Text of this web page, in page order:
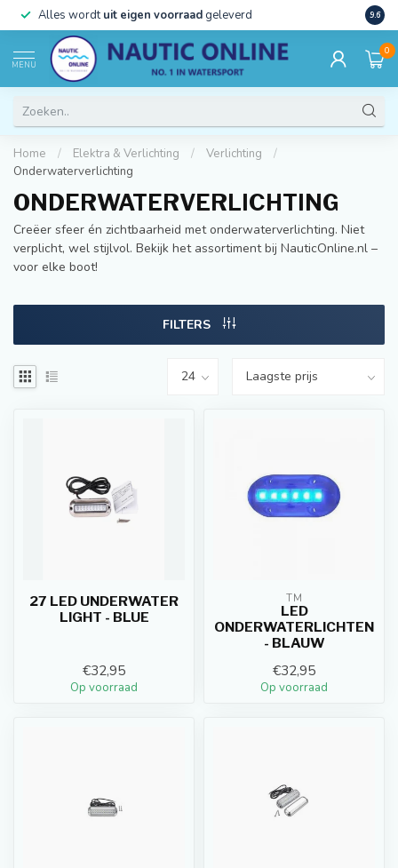
Alles wordtuit eigen voorraad geleverd 9.6
MENU
0
Home / Elektra & Verlichting / Verlichting
/
Onderwaterverlichting
ONDERWATERVERLICHTING
Creëer sfeer én zichtbaarheid met onderwaterverlichting. Niet
verplicht, wel stijlvol. Bekijk het assortiment bij NauticOnline.nl –
voor elke boot!
FILTERS
27 LED UNDERWATER
LIGHT - BLUE
€32,95
Op voorraad
TM
LED
ONDERWATERLICHTEN
- BLAUW
€32,95
Op voorraad